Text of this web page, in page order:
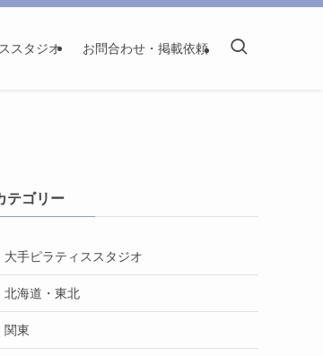
スタジオ お問合わせ・掲載依頼
テゴリー
大手ピラティススタジオ
北海道・東北
関東